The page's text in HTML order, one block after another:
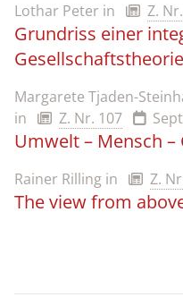
Lothar Peter in Z.
Grundriss einer
Gesellschaftstheorie
Margarete Tjaden-
in
Z. Nr. 107
Umwelt – Mensch –
Rainer Rilling in Z.
The view from